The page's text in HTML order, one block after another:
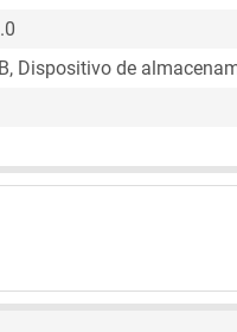
Dispositivo de